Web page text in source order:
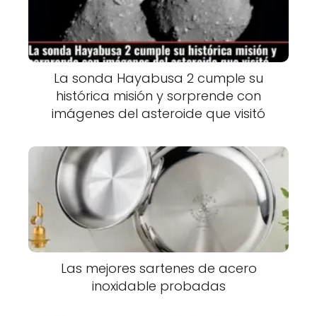
La sonda Hayabusa 2 cumple su
histórica misión y sorprende con
imágenes del asteroide que visitó
Las mejores sartenes de acero
inoxidable probadas